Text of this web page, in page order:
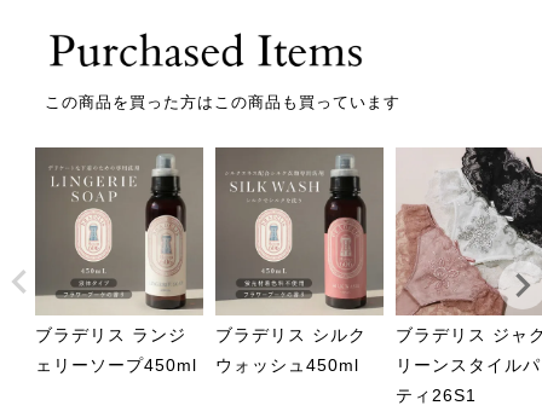
この商品を買った方はこの商品も買っています
ブラデリス ランジ
ェリーソープ450ml
ブラデリス シルク
ウォッシュ450ml
ブラデリス ジャ
リーンスタイル
ティ26S1